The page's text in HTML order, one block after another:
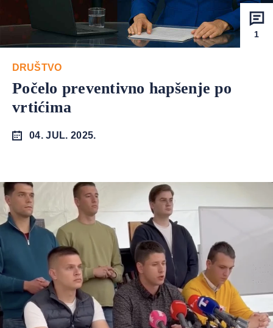
1
DRUŠTVO
Počelo preventivno hapšenje po
vrtićima
04. JUL. 2025.